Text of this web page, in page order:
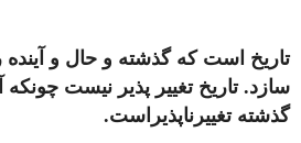
تاریخ است که گذشته و حال و آینده
سازد. تاریخ تغییر پذیر نیست چونکه
گذشته تغییرناپذیراست.